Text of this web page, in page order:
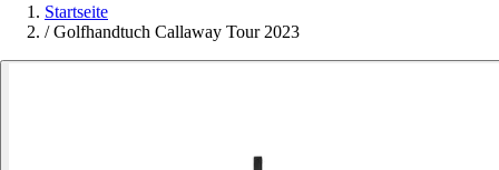
Startseite
/ Golfhandtuch Callaway Tour 2023